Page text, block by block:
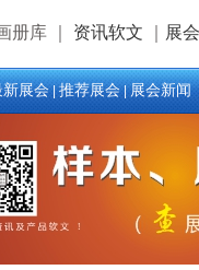
册库 资讯软文 展
新展会|推荐展会|展会新闻